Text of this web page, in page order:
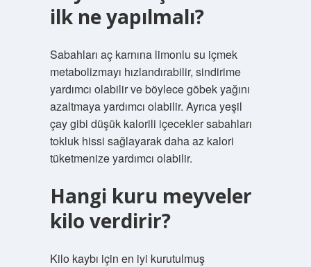
ilk ne yapılmalı?
Sabahları aç karnına limonlu su içmek
metabolizmayı hızlandırabilir, sindirime
yardımcı olabilir ve böylece göbek yağını
azaltmaya yardımcı olabilir. Ayrıca yeşil
çay gibi düşük kalorili içecekler sabahları
tokluk hissi sağlayarak daha az kalori
tüketmenize yardımcı olabilir.
Hangi kuru meyveler
kilo verdirir?
Kilo kaybı için en iyi kurutulmuş